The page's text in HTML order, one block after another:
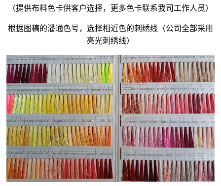
（提供布料色卡供客户选择，更多色卡联系我司工作人员）
根据图稿的潘通色号，选择相近色的刺绣线（公司全部采用
亮光刺绣线）